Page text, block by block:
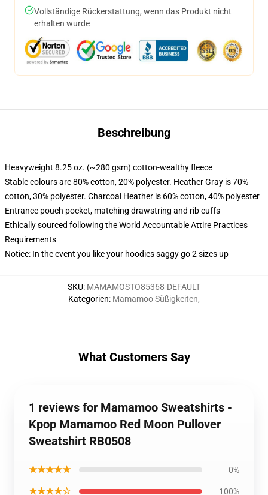
Vollständige Rückerstattung, wenn das Produkt nicht
erhalten wurde
Beschreibung
Heavyweight 8.25 oz. (~280 gsm) cotton-wealthy fleece
Stable colours are 80% cotton, 20% polyester. Heather Gray is 70%
cotton, 30% polyester. Charcoal Heather is 60% cotton, 40% polyester
Entrance pouch pocket, matching drawstring and rib cuffs
Ethically sourced following the World Accountable Attire Practices
Requirements
Notice: In the event you like your hoodies saggy go 2 sizes up
SKU: MAMAMOSTO85368-DEFAULT
Kategorien: Mamamoo Süßigkeiten,
What Customers Say
1 reviews for Mamamoo Sweatshirts -
Kpop Mamamoo Red Moon Pullover
Sweatshirt RB0508
★★★★★ 0%
★★★★☆ 100%